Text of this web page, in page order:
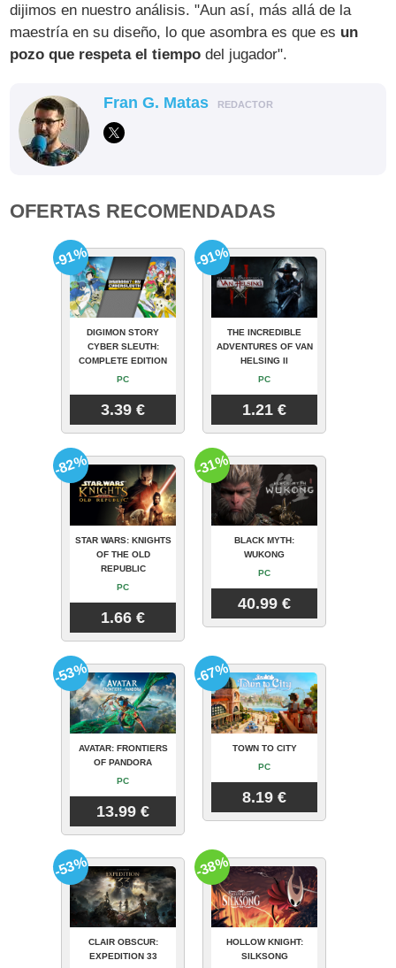
dijimos en nuestro análisis. "Aun así, más allá de la
maestría en su diseño, lo que asombra es que es un
pozo que respeta el tiempo del jugador".
Fran G. Matas REDACTOR
OFERTAS RECOMENDADAS
DIGIMON STORY
CYBER SLEUTH:
COMPLETE EDITION
PC
3.39 €
-91%
THE INCREDIBLE
ADVENTURES OF VAN
HELSING II
PC
1.21 €
-91%
STAR WARS: KNIGHTS
OF THE OLD
REPUBLIC
PC
1.66 €
-82%
BLACK MYTH:
WUKONG
PC
40.99 €
-31%
AVATAR: FRONTIERS
OF PANDORA
PC
13.99 €
-53%
TOWN TO CITY
PC
8.19 €
-67%
CLAIR OBSCUR:
EXPEDITION 33
-53%
HOLLOW KNIGHT:
SILKSONG
-38%